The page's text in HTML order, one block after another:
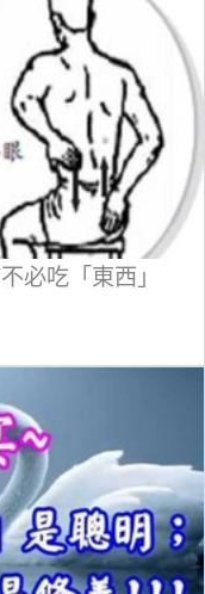
必吃「東西」